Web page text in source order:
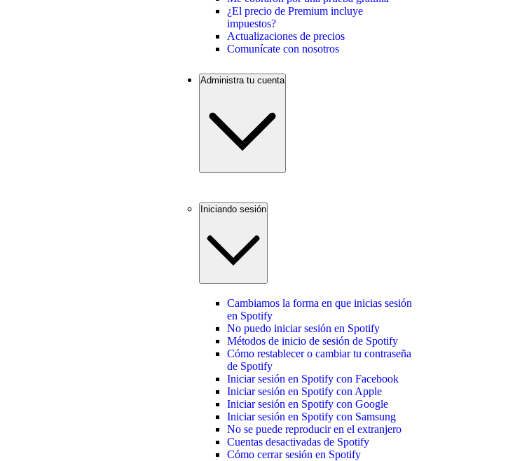
¿El precio de Premium incluye
impuestos?
Actualizaciones de precios
Comunícate con nosotros
Administra tu cuenta
Iniciando sesión
Cambiamos la forma en que inicias sesión
en Spotify
No puedo iniciar sesión en Spotify
Métodos de inicio de sesión de Spotify
Cómo restablecer o cambiar tu contraseña
de Spotify
Iniciar sesión en Spotify con Facebook
Iniciar sesión en Spotify con Apple
Iniciar sesión en Spotify con Google
Iniciar sesión en Spotify con Samsung
No se puede reproducir en el extranjero
Cuentas desactivadas de Spotify
Cómo cerrar sesión en Spotify